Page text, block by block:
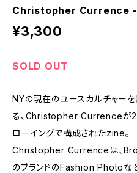
Christopher Currence
¥3,300
SOLD OUT
NYの現在のユースカルチャー
る、Christopher Currenceが21
ローイングで構成されたzine。
Christopher Currenceは、
のブランドのFashion Photoな